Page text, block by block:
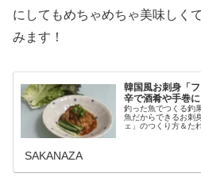
にしてもめちゃめちゃ美味しく
みます！
韓国風お刺身「
辛で酒肴や手巻
釣った魚でつくる釣
魚だからできるお刺
ェ」のつくり方＆た
SAKANAZA